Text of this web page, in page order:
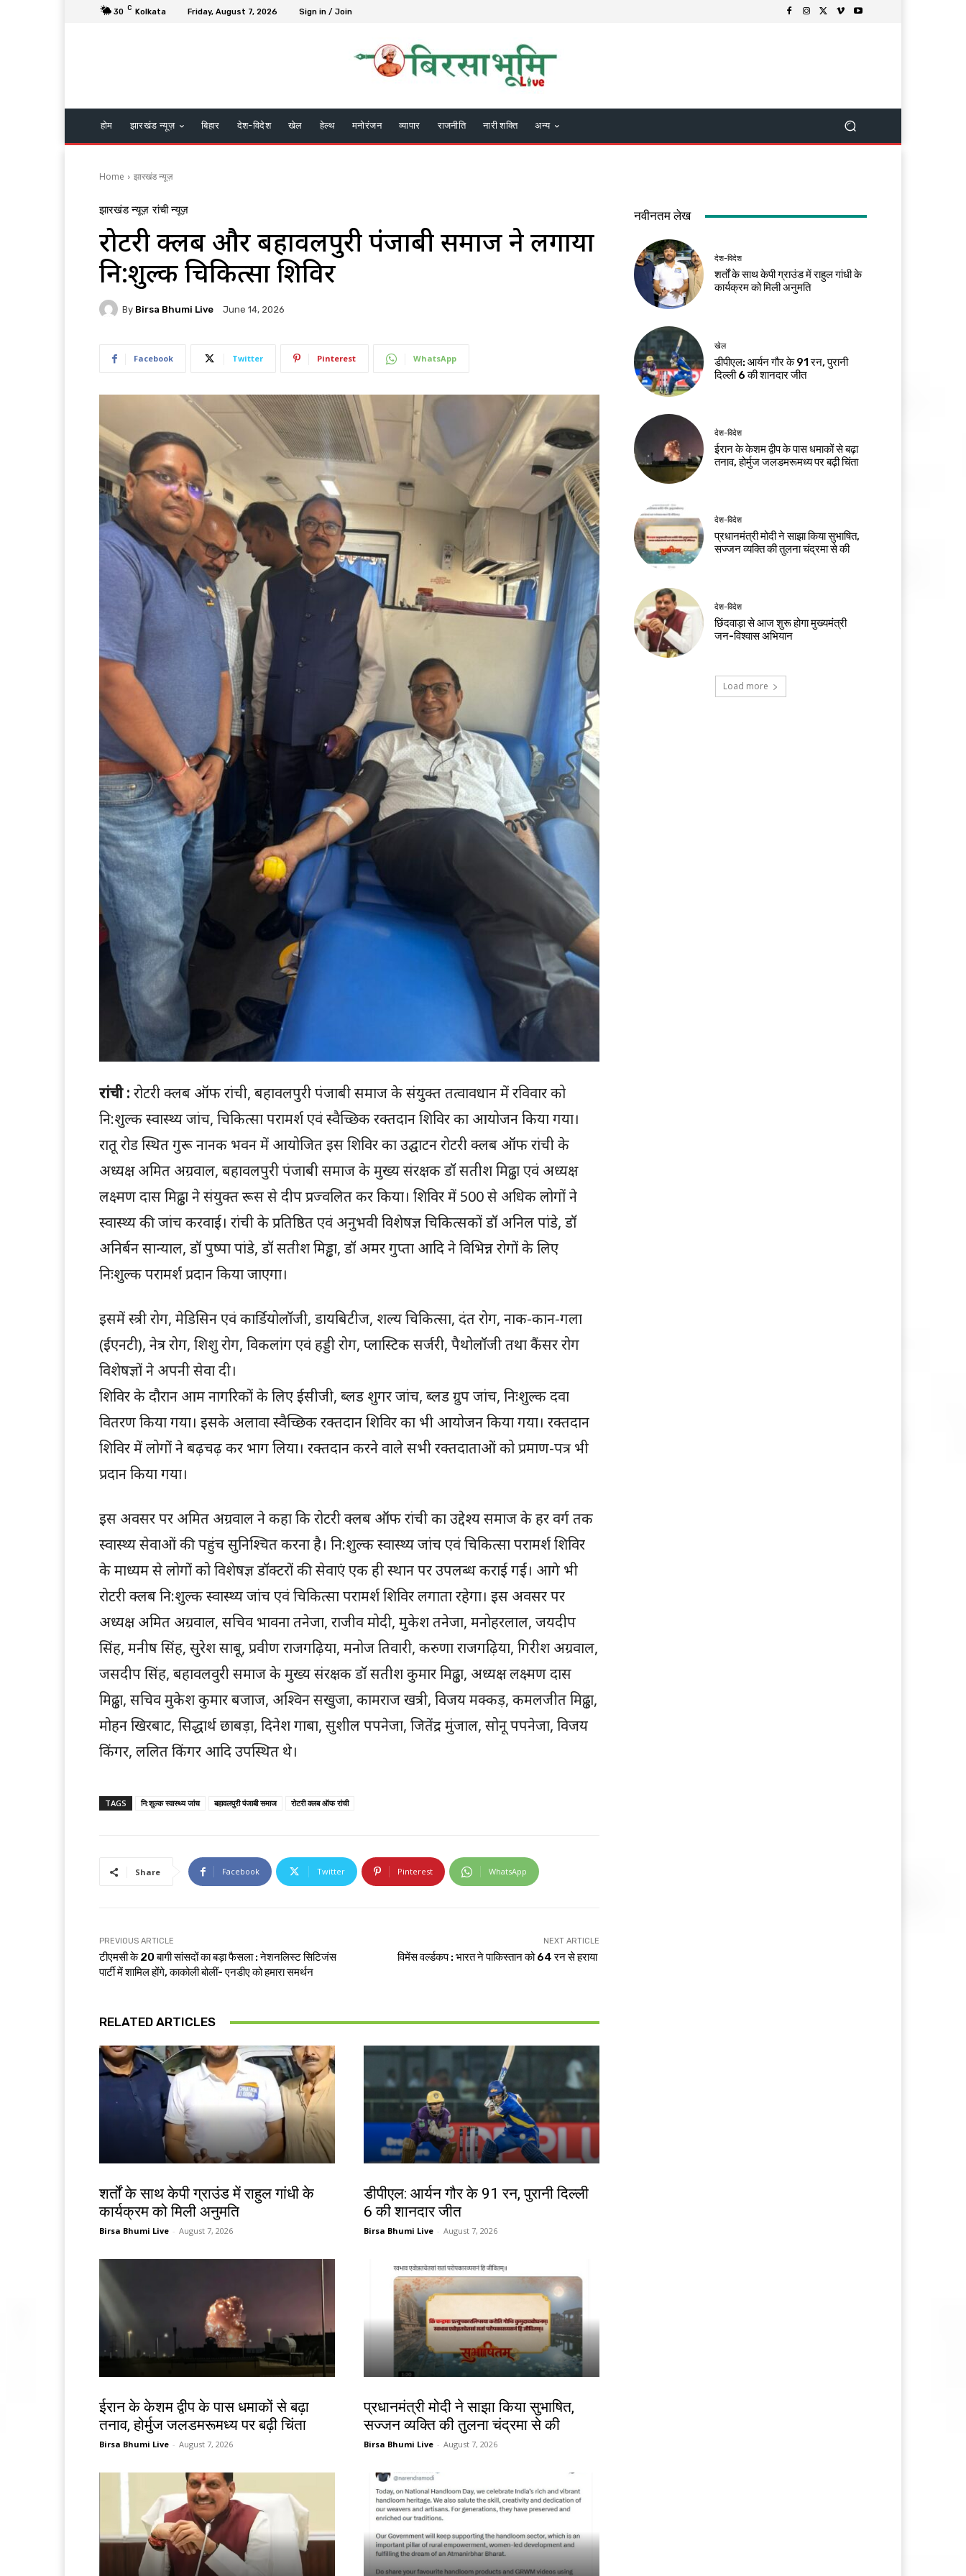
30 C Kolkata Friday, August 7, 2026 Sign in / Join
होम झारखंड न्यूज़ बिहार देश-विदेश खेल हेल्थ मनोरंजन व्यापार राजनीति नारी शक्ति अन्य
Home झारखंड न्यूज़
झारखंड न्यूज़ रांची न्यूज़
रोटरी क्लब और बहावलपुरी पंजाबी समाज ने लगाया
नि:शुल्क चिकित्सा शिविर
By Birsa Bhumi Live June 14, 2026
Facebook Twitter Pinterest WhatsApp
रांची : रोटरी क्लब ऑफ रांची, बहावलपुरी पंजाबी समाज के संयुक्त तत्वावधान में रविवार को
नि:शुल्क स्वास्थ्य जांच, चिकित्सा परामर्श एवं स्वैच्छिक रक्तदान शिविर का आयोजन किया गया।
रातू रोड स्थित गुरू नानक भवन में आयोजित इस शिविर का उद्घाटन रोटरी क्लब ऑफ रांची के
अध्यक्ष अमित अग्रवाल, बहावलपुरी पंजाबी समाज के मुख्य संरक्षक डॉ सतीश मिढ्ढा एवं अध्यक्ष
लक्ष्मण दास मिढ्ढा ने संयुक्त रूस से दीप प्रज्वलित कर किया। शिविर में 500 से अधिक लोगों ने
स्वास्थ्य की जांच करवाई। रांची के प्रतिष्ठित एवं अनुभवी विशेषज्ञ चिकित्सकों डॉ अनिल पांडे, डॉ
अनिर्बन सान्याल, डॉ पुष्पा पांडे, डॉ सतीश मिड्ढा, डॉ अमर गुप्ता आदि ने विभिन्न रोगों के लिए
निःशुल्क परामर्श प्रदान किया जाएगा।
इसमें स्त्री रोग, मेडिसिन एवं कार्डियोलॉजी, डायबिटीज, शल्य चिकित्सा, दंत रोग, नाक-कान-गला
(ईएनटी), नेत्र रोग, शिशु रोग, विकलांग एवं हड्डी रोग, प्लास्टिक सर्जरी, पैथोलॉजी तथा कैंसर रोग
विशेषज्ञों ने अपनी सेवा दी।
शिविर के दौरान आम नागरिकों के लिए ईसीजी, ब्लड शुगर जांच, ब्लड ग्रुप जांच, निःशुल्क दवा
वितरण किया गया। इसके अलावा स्वैच्छिक रक्तदान शिविर का भी आयोजन किया गया। रक्तदान
शिविर में लोगों ने बढ़चढ़ कर भाग लिया। रक्तदान करने वाले सभी रक्तदाताओं को प्रमाण-पत्र भी
प्रदान किया गया।
इस अवसर पर अमित अग्रवाल ने कहा कि रोटरी क्लब ऑफ रांची का उद्देश्य समाज के हर वर्ग तक
स्वास्थ्य सेवाओं की पहुंच सुनिश्चित करना है। नि:शुल्क स्वास्थ्य जांच एवं चिकित्सा परामर्श शिविर
के माध्यम से लोगों को विशेषज्ञ डॉक्टरों की सेवाएं एक ही स्थान पर उपलब्ध कराई गईं। आगे भी
रोटरी क्लब नि:शुल्क स्वास्थ्य जांच एवं चिकित्सा परामर्श शिविर लगाता रहेगा। इस अवसर पर
अध्यक्ष अमित अग्रवाल, सचिव भावना तनेजा, राजीव मोदी, मुकेश तनेजा, मनोहरलाल, जयदीप
सिंह, मनीष सिंह, सुरेश साबू, प्रवीण राजगढ़िया, मनोज तिवारी, करुणा राजगढ़िया, गिरीश अग्रवाल,
जसदीप सिंह, बहावलवुरी समाज के मुख्य संरक्षक डॉ सतीश कुमार मिढ्ढा, अध्यक्ष लक्ष्मण दास
मिढ्ढा, सचिव मुकेश कुमार बजाज, अश्विन सखुजा, कामराज खत्री, विजय मक्कड़, कमलजीत मिढ्ढा,
मोहन खिरबाट, सिद्धार्थ छाबड़ा, दिनेश गाबा, सुशील पपनेजा, जितेंद्र मुंजाल, सोनू पपनेजा, विजय
किंगर, ललित किंगर आदि उपस्थित थे।
TAGS नि:शुल्क स्वास्थ्य जांच बहावलपुरी पंजाबी समाज रोटरी क्लब ऑफ रांची
Share Facebook Twitter Pinterest WhatsApp
PREVIOUS ARTICLE
टीएमसी के 20 बागी सांसदों का बड़ा फैसला : नेशनलिस्ट सिटिजंस
पार्टी में शामिल होंगे, काकोली बोलीं- एनडीए को हमारा समर्थन
NEXT ARTICLE
विमेंस वर्ल्डकप : भारत ने पाकिस्तान को 64 रन से हराया
RELATED ARTICLES
शर्तों के साथ केपी ग्राउंड में राहुल गांधी के
कार्यक्रम को मिली अनुमति
Birsa Bhumi Live - August 7, 2026
डीपीएल: आर्यन गौर के 91 रन, पुरानी दिल्ली
6 की शानदार जीत
Birsa Bhumi Live - August 7, 2026
ईरान के केशम द्वीप के पास धमाकों से बढ़ा
तनाव, होर्मुज जलडमरूमध्य पर बढ़ी चिंता
Birsa Bhumi Live - August 7, 2026
प्रधानमंत्री मोदी ने साझा किया सुभाषित,
सज्जन व्यक्ति की तुलना चंद्रमा से की
Birsa Bhumi Live - August 7, 2026
नवीनतम लेख
देश-विदेश
शर्तों के साथ केपी ग्राउंड में राहुल गांधी के
कार्यक्रम को मिली अनुमति
खेल
डीपीएल: आर्यन गौर के 91 रन, पुरानी
दिल्ली 6 की शानदार जीत
देश-विदेश
ईरान के केशम द्वीप के पास धमाकों से बढ़ा
तनाव, होर्मुज जलडमरूमध्य पर बढ़ी चिंता
देश-विदेश
प्रधानमंत्री मोदी ने साझा किया सुभाषित,
सज्जन व्यक्ति की तुलना चंद्रमा से की
देश-विदेश
छिंदवाड़ा से आज शुरू होगा मुख्यमंत्री
जन-विश्वास अभियान
Load more